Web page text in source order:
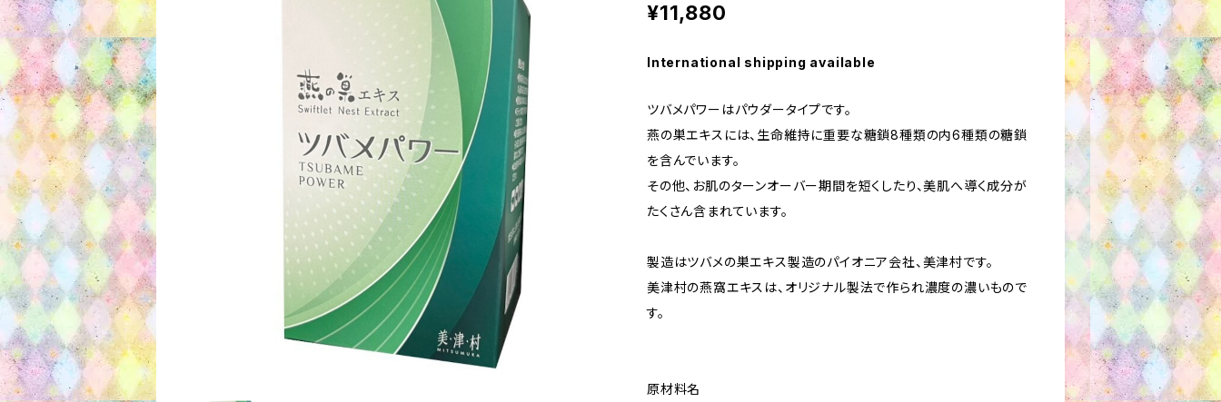
¥11,880
International shipping available
ツバメパワーはパウダータイプです。
燕の巣エキスには、生命維持に重要な糖鎖8種類の内6種類の糖鎖
を含んでいます。
その他、お肌のターンオーバー期間を短くしたり、美肌へ導く成分が
たくさん含まれています。
製造はツバメの巣エキス製造のパイオニア会社、美津村です。
美津村の燕窩エキスは、オリジナル製法で作られ濃度の濃いもので
す。
原材料名